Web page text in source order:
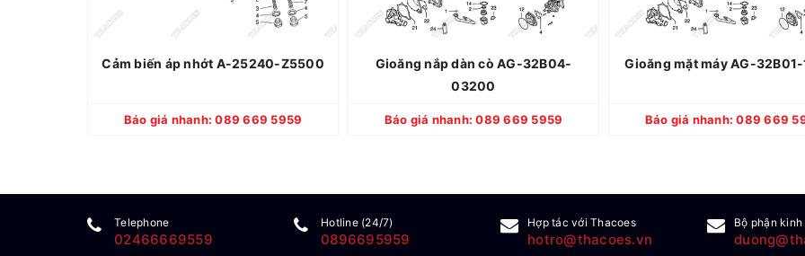
Cảm biến áp nhớt A-25240-Z5500
Báo giá nhanh: 089 669 5959
Gioăng nắp dàn cò AG-32B04-
03200
Báo giá nhanh: 089 669 5959
Gioăng mặt máy AG-
Báo giá nhanh: 089 669
Telephone
02466669559
Hotline (24/7)
0896695959
Hợp tác với Thacoes
hotro@thacoes.vn
Bộ phận